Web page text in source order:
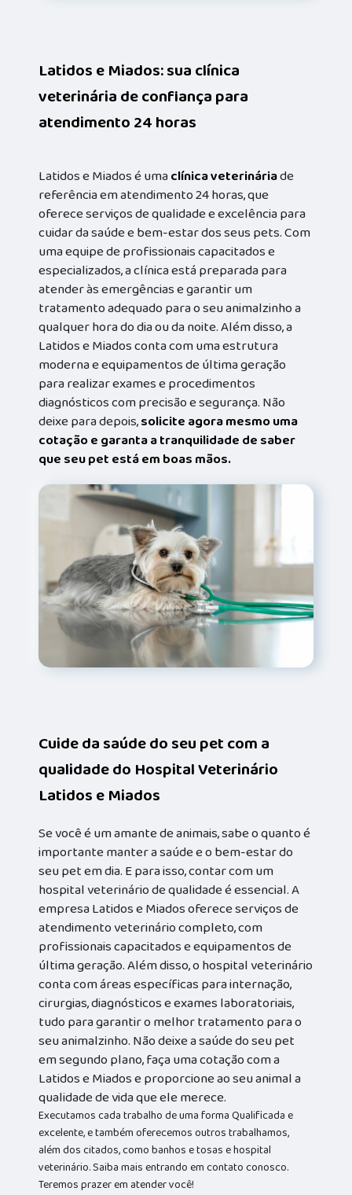
Latidos e Miados: sua clínica
veterinária de confiança para
atendimento 24 horas
Latidos e Miados é umaclínica veterináriade
referência em atendimento 24 horas, que
oferece serviços de qualidade e excelência para
cuidar da saúde e bem-estar dos seus pets. Com
uma equipe de profissionais capacitados e
especializados, a clínica está preparada para
atender às emergências e garantir um
tratamento adequado para o seu animalzinho a
qualquer hora do dia ou da noite. Além disso, a
Latidos e Miados conta com uma estrutura
moderna e equipamentos de última geração
para realizar exames e procedimentos
diagnósticos com precisão e segurança. Não
deixe para depois,solicite agora mesmo uma
cotação e garanta a tranquilidade de saber
que seu pet está em boas mãos.
Cuide da saúde do seu pet com a
qualidade do Hospital Veterinário
Latidos e Miados
Se você é um amante de animais, sabe o quanto é
importante manter a saúde e o bem-estar do
seu pet em dia. E para isso, contar com um
hospital veterinário de qualidade é essencial. A
empresa Latidos e Miados oferece serviços de
atendimento veterinário completo, com
profissionais capacitados e equipamentos de
última geração. Além disso, o hospital veterinário
conta com áreas específicas para internação,
cirurgias, diagnósticos e exames laboratoriais,
tudo para garantir o melhor tratamento para o
seu animalzinho. Não deixe a saúde do seu pet
em segundo plano, faça uma cotação com a
Latidos e Miados e proporcione ao seu animal a
qualidade de vida que ele merece.
Executamos cada trabalho de uma forma Qualificada e
excelente, e também oferecemos outros trabalhamos,
além dos citados, como banhos e tosas e hospital
veterinário. Saiba mais entrando em contato conosco.
Teremos prazer em atender você!